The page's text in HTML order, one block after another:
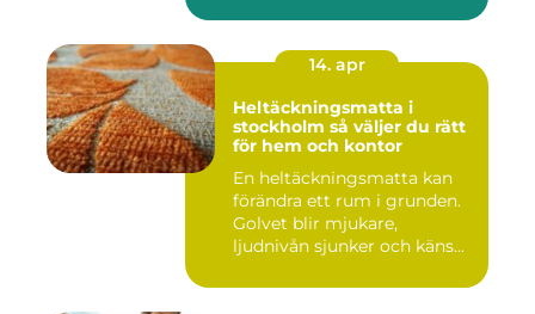
14. apr
Heltäckningsmatta i
stockholm så väljer du rätt
för hem och kontor
En heltäckningsmatta kan
förändra ett rum i grunden.
Golvet blir mjukare,
ljudnivån sjunker och käns...